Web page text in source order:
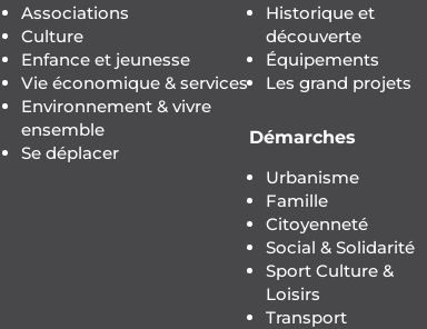
Associations
Culture
Enfance et jeunesse
Vie économique & services
Environnement & vivre
ensemble
Se déplacer
Historique et
découverte
Équipements
Les grand projets
Démarches
Urbanisme
Famille
Citoyenneté
Social & Solidarité
Sport Culture &
Loisirs
Transport